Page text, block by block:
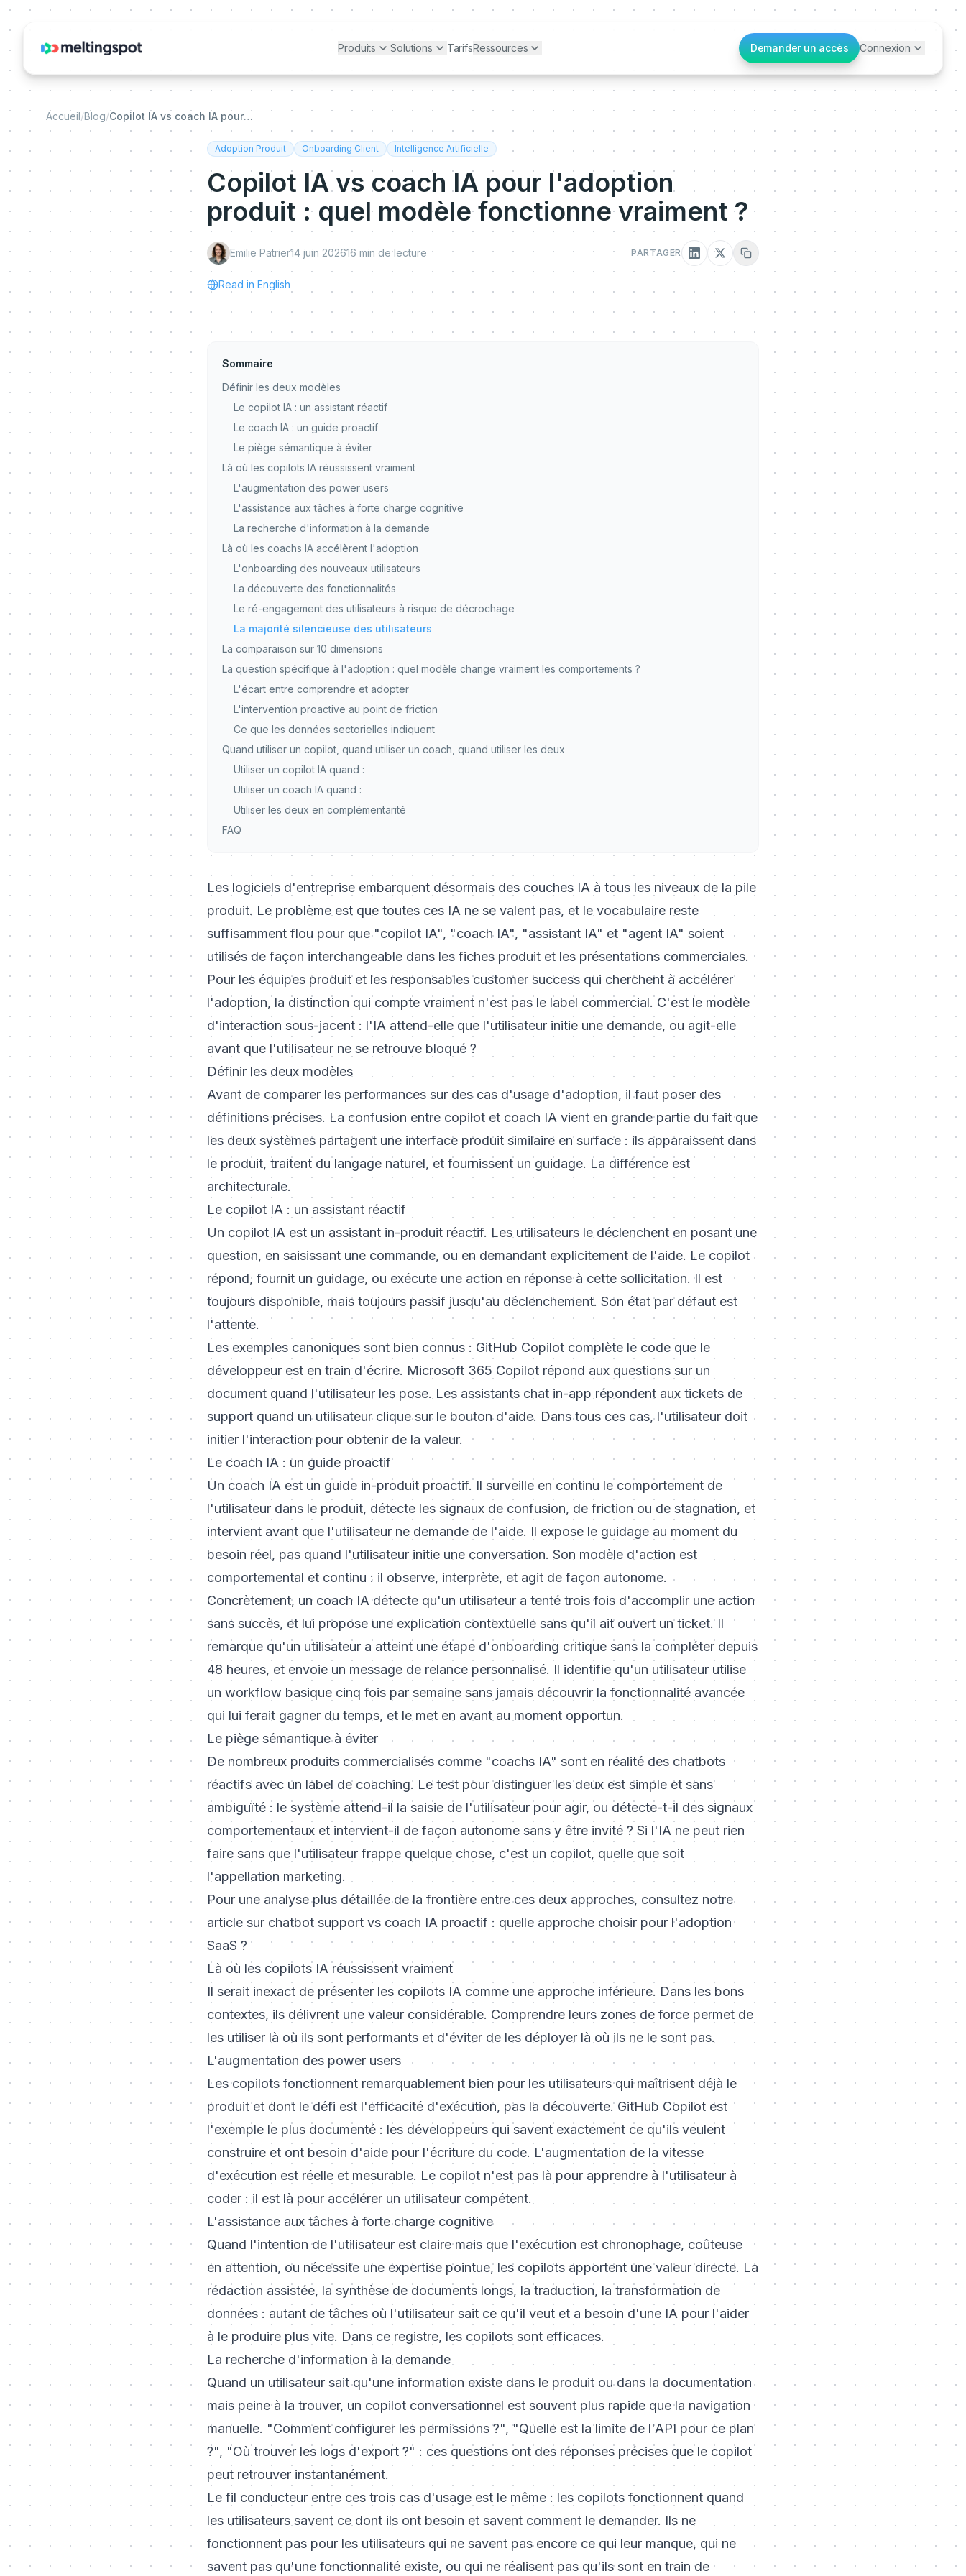
Produits Solutions TarifsRessources Demander un accès Connexion
Accueil/Blog/ Copilot IA vs coach IA pour l'adoption produit : quel modèle fonctionne vraiment ?
Adoption Produit Onboarding Client Intelligence Artificielle
Copilot IA vs coach IA pour l'adoption
produit : quel modèle fonctionne vraiment ?
Emilie Patrier14 juin 202616 min de lecture PARTAGER
Read in English
Sommaire
Définir les deux modèles
Le copilot IA : un assistant réactif
Le coach IA : un guide proactif
Le piège sémantique à éviter
Là où les copilots IA réussissent vraiment
L'augmentation des power users
L'assistance aux tâches à forte charge cognitive
La recherche d'information à la demande
Là où les coachs IA accélèrent l'adoption
L'onboarding des nouveaux utilisateurs
La découverte des fonctionnalités
Le ré-engagement des utilisateurs à risque de décrochage
La majorité silencieuse des utilisateurs
La comparaison sur 10 dimensions
La question spécifique à l'adoption : quel modèle change vraiment les comportements ?
L'écart entre comprendre et adopter
L'intervention proactive au point de friction
Ce que les données sectorielles indiquent
Quand utiliser un copilot, quand utiliser un coach, quand utiliser les deux
Utiliser un copilot IA quand :
Utiliser un coach IA quand :
Utiliser les deux en complémentarité
FAQ
Les logiciels d'entreprise embarquent désormais des couches IA à tous les niveaux de la pile
produit. Le problème est que toutes ces IA ne se valent pas, et le vocabulaire reste
suffisamment flou pour que "copilot IA", "coach IA", "assistant IA" et "agent IA" soient
utilisés de façon interchangeable dans les fiches produit et les présentations commerciales.
Pour les équipes produit et les responsables customer success qui cherchent à accélérer
l'adoption, la distinction qui compte vraiment n'est pas le label commercial. C'est le modèle
d'interaction sous-jacent : l'IA attend-elle que l'utilisateur initie une demande, ou agit-elle
avant que l'utilisateur ne se retrouve bloqué ?
Définir les deux modèles
Avant de comparer les performances sur des cas d'usage d'adoption, il faut poser des
définitions précises. La confusion entre copilot et coach IA vient en grande partie du fait que
les deux systèmes partagent une interface produit similaire en surface : ils apparaissent dans
le produit, traitent du langage naturel, et fournissent un guidage. La différence est
architecturale.
Le copilot IA : un assistant réactif
Un copilot IA est un assistant in-produit réactif. Les utilisateurs le déclenchent en posant une
question, en saisissant une commande, ou en demandant explicitement de l'aide. Le copilot
répond, fournit un guidage, ou exécute une action en réponse à cette sollicitation. Il est
toujours disponible, mais toujours passif jusqu'au déclenchement. Son état par défaut est
l'attente.
Les exemples canoniques sont bien connus : GitHub Copilot complète le code que le
développeur est en train d'écrire. Microsoft 365 Copilot répond aux questions sur un
document quand l'utilisateur les pose. Les assistants chat in-app répondent aux tickets de
support quand un utilisateur clique sur le bouton d'aide. Dans tous ces cas, l'utilisateur doit
initier l'interaction pour obtenir de la valeur.
Le coach IA : un guide proactif
Un coach IA est un guide in-produit proactif. Il surveille en continu le comportement de
l'utilisateur dans le produit, détecte les signaux de confusion, de friction ou de stagnation, et
intervient avant que l'utilisateur ne demande de l'aide. Il expose le guidage au moment du
besoin réel, pas quand l'utilisateur initie une conversation. Son modèle d'action est
comportemental et continu : il observe, interprète, et agit de façon autonome.
Concrètement, un coach IA détecte qu'un utilisateur a tenté trois fois d'accomplir une action
sans succès, et lui propose une explication contextuelle sans qu'il ait ouvert un ticket. Il
remarque qu'un utilisateur a atteint une étape d'onboarding critique sans la compléter depuis
48 heures, et envoie un message de relance personnalisé. Il identifie qu'un utilisateur utilise
un workflow basique cinq fois par semaine sans jamais découvrir la fonctionnalité avancée
qui lui ferait gagner du temps, et le met en avant au moment opportun.
Le piège sémantique à éviter
De nombreux produits commercialisés comme "coachs IA" sont en réalité des chatbots
réactifs avec un label de coaching. Le test pour distinguer les deux est simple et sans
ambiguïté : le système attend-il la saisie de l'utilisateur pour agir, ou détecte-t-il des signaux
comportementaux et intervient-il de façon autonome sans y être invité ? Si l'IA ne peut rien
faire sans que l'utilisateur frappe quelque chose, c'est un copilot, quelle que soit
l'appellation marketing.
Pour une analyse plus détaillée de la frontière entre ces deux approches, consultez notre
article sur chatbot support vs coach IA proactif : quelle approche choisir pour l'adoption
SaaS ?
Là où les copilots IA réussissent vraiment
Il serait inexact de présenter les copilots IA comme une approche inférieure. Dans les bons
contextes, ils délivrent une valeur considérable. Comprendre leurs zones de force permet de
les utiliser là où ils sont performants et d'éviter de les déployer là où ils ne le sont pas.
L'augmentation des power users
Les copilots fonctionnent remarquablement bien pour les utilisateurs qui maîtrisent déjà le
produit et dont le défi est l'efficacité d'exécution, pas la découverte. GitHub Copilot est
l'exemple le plus documenté : les développeurs qui savent exactement ce qu'ils veulent
construire et ont besoin d'aide pour l'écriture du code. L'augmentation de la vitesse
d'exécution est réelle et mesurable. Le copilot n'est pas là pour apprendre à l'utilisateur à
coder : il est là pour accélérer un utilisateur compétent.
L'assistance aux tâches à forte charge cognitive
Quand l'intention de l'utilisateur est claire mais que l'exécution est chronophage, coûteuse
en attention, ou nécessite une expertise pointue, les copilots apportent une valeur directe. La
rédaction assistée, la synthèse de documents longs, la traduction, la transformation de
données : autant de tâches où l'utilisateur sait ce qu'il veut et a besoin d'une IA pour l'aider
à le produire plus vite. Dans ce registre, les copilots sont efficaces.
La recherche d'information à la demande
Quand un utilisateur sait qu'une information existe dans le produit ou dans la documentation
mais peine à la trouver, un copilot conversationnel est souvent plus rapide que la navigation
manuelle. "Comment configurer les permissions ?", "Quelle est la limite de l'API pour ce plan
?", "Où trouver les logs d'export ?" : ces questions ont des réponses précises que le copilot
peut retrouver instantanément.
Le fil conducteur entre ces trois cas d'usage est le même : les copilots fonctionnent quand
les utilisateurs savent ce dont ils ont besoin et savent comment le demander. Ils ne
fonctionnent pas pour les utilisateurs qui ne savent pas encore ce qui leur manque, qui ne
savent pas qu'une fonctionnalité existe, ou qui ne réalisent pas qu'ils sont en train de